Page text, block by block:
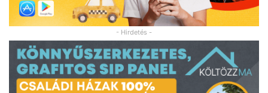
- Hirdetés -